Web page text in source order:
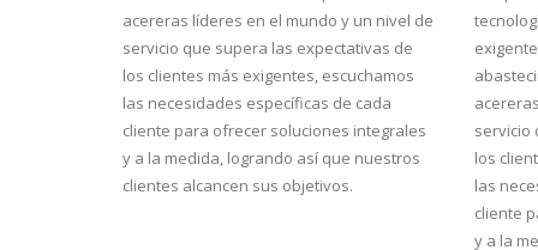
acereras líderes en el mundo y un nivel de
servicio que supera las expectativas de
los clientes más exigentes, escuchamos
las necesidades específicas de cada
cliente para ofrecer soluciones integrales
y a la medida, logrando así que nuestros
clientes alcancen sus objetivos.
servicio
los
las
cliente
y a la